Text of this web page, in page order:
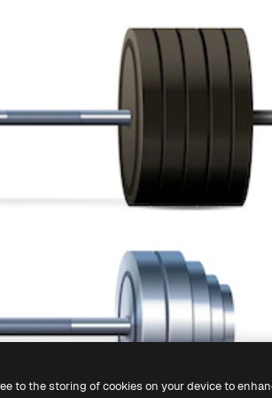
to the storing of cookies on your device to